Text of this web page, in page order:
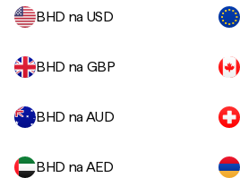
BHD na USD
BHD na GBP
BHD na AUD
BHD na AED